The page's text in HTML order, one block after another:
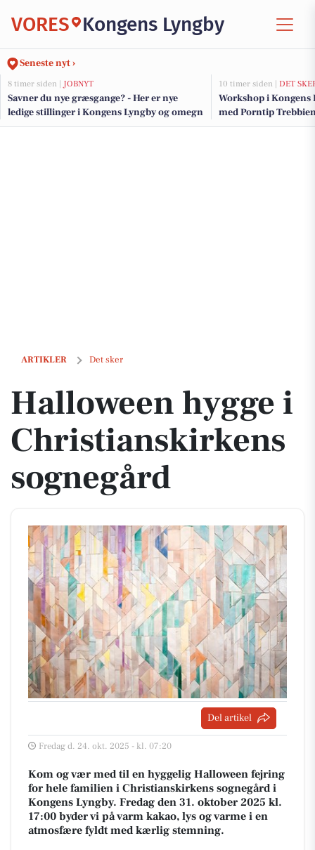
VORES Kongens Lyngby
Seneste nyt ›
8 timer siden | JOBNYT
Savner du nye græsgange? - Her er nye
ledige stillinger i Kongens Lyngby og omegn
10 timer siden | DET
Workshop i
med Porntip
ARTIKLER Det sker
Halloween hygge i Christianskirkens sognegård
Halloween hygge i
Christianskirkens
sognegård
Del artikel
Fredag d. 24. okt. 2025 - kl. 07:20
Kom og vær med til en hyggelig Halloween fejring
for hele familien i Christianskirkens sognegård i
Kongens Lyngby. Fredag den 31. oktober 2025 kl.
17:00 byder vi på varm kakao, lys og varme i en
atmosfære fyldt med kærlig stemning.